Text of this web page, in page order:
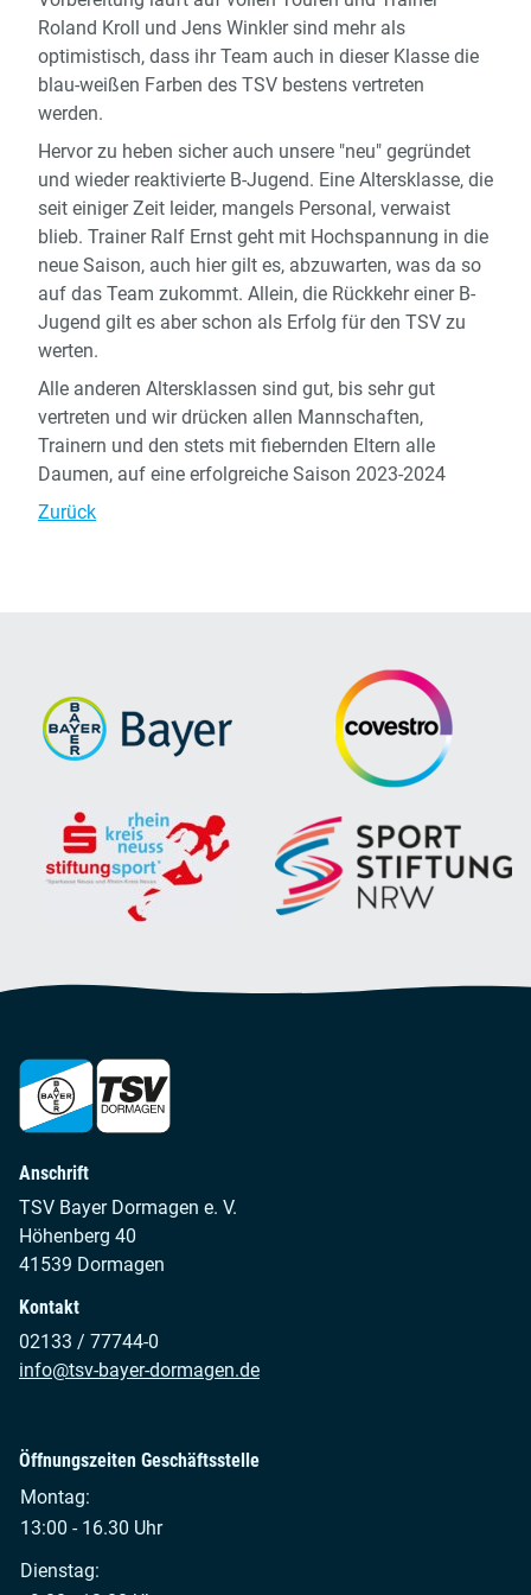
Roland Kroll und Jens Winkler sind mehr als
optimistisch, dass ihr Team auch in dieser Klasse die
blau-weißen Farben des TSV bestens vertreten
werden.
Hervor zu heben sicher auch unsere "neu" gegründet
und wieder reaktivierte B-Jugend. Eine Altersklasse, die
seit einiger Zeit leider, mangels Personal, verwaist
blieb. Trainer Ralf Ernst geht mit Hochspannung in die
neue Saison, auch hier gilt es, abzuwarten, was da so
auf das Team zukommt. Allein, die Rückkehr einer B-
Jugend gilt es aber schon als Erfolg für den TSV zu
werten.
Alle anderen Altersklassen sind gut, bis sehr gut
vertreten und wir drücken allen Mannschaften,
Trainern und den stets mit fiebernden Eltern alle
Daumen, auf eine erfolgreiche Saison 2023-2024
Zurück
Anschrift
TSV Bayer Dormagen e. V.
Höhenberg 40
41539 Dormagen
Kontakt
02133 / 77744-0
info@tsv-bayer-dormagen.de
Öffnungszeiten Geschäftsstelle
Montag:
13:00 - 16.30 Uhr
Dienstag: